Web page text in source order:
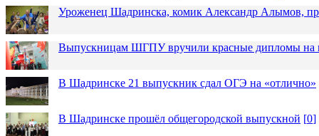
Уроженец Шадринска, комик Александр Алымов,
Выпускницам ШГПУ вручили красные дипломы на
В Шадринске 21 выпускник сдал ОГЭ на «отлично»
В Шадринске прошёл общегородской выпускной [0]